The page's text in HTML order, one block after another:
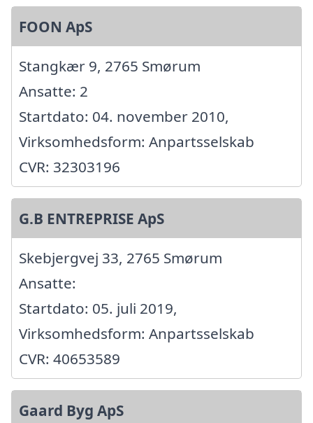
FOON ApS
Stangkær 9, 2765 Smørum
Ansatte: 2
Startdato: 04. november 2010,
Virksomhedsform: Anpartsselskab
CVR: 32303196
G.B ENTREPRISE ApS
Skebjergvej 33, 2765 Smørum
Ansatte:
Startdato: 05. juli 2019,
Virksomhedsform: Anpartsselskab
CVR: 40653589
Gaard Byg ApS